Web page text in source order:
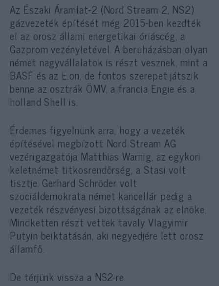
Az Északi Áramlat-2 (Nord Stream 2, NS2)
gázvezeték építését még 2015-ben kezdték
el az orosz állami energetikai óriáscég, a
Gazprom vezényletével. A beruházásban olyan
német nagyvállalatok is részt vesznek, mint a
BASF és az E.on, de fontos szerepet játszik
benne az osztrák ÖMV, a francia Engie és a
holland Shell is.
Érdemes figyelnünk arra, hogy a vezeték
építésével megbízott Nord Stream AG
vezérigazgatója Matthias Warnig, az egykori
keletnémet titkosrendőrség, a Stasi volt
tisztje. Gerhard Schröder volt
szociáldemokrata német kancellár pedig a
vezeték részvényesi bizottságának az elnöke.
Mindketten részt vettek tavaly Vlagyimir
Putyin beiktatásán, aki negyedjére lett orosz
államfő.
De térjünk vissza a NS2-re.